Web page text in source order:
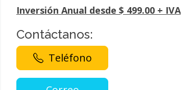
Inversión Anual desde $ 499.00 + IVA
Contáctanos:
Teléfono